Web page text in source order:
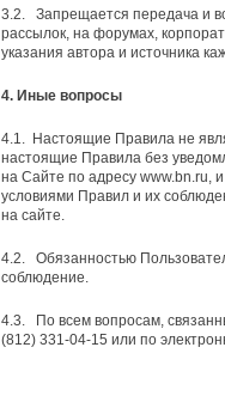
3.2. Запрещается передача и
рассылок, на форумах,
указания автора и источника
4. Иные вопросы
4.1. Настоящие Правила не
настоящие Правила без
на Сайте по адресу www.bn.ru,
условиями Правил и их
на сайте.
4.2. Обязанностью
соблюдение.
4.3. По всем вопросам,
(812) 331-04-15 или по